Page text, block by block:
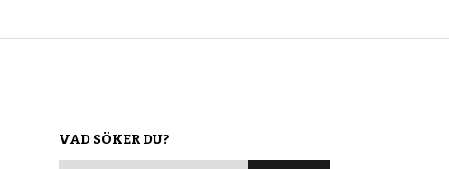
VAD SÖKER DU?